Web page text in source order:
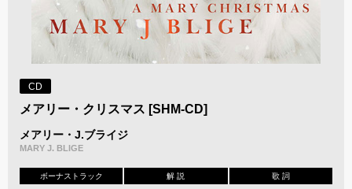
CD
メアリー・クリスマス [SHM-CD]
メアリー・J.ブライジ
MARY J. BLIGE
ボーナストラック 解 説 歌 詞